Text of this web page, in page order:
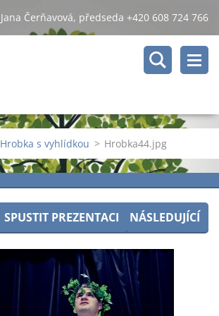
Jana Čerňavová, předseda +420 608 724 766
Hrobka s vyhlídkou > Hrobka44.jpg
SPUSTIT PREZENTACI NÁSLEDUJÍCÍ